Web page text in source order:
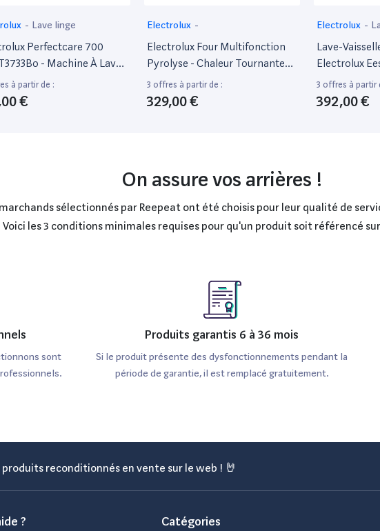
- Lave linge
Perfectcare 700
- Machine À Laver
: 39.7 Cm - Profondeur
- Hauteur : 89 Cm -
Par Le Dessus - 42
à partir de :
€
Electrolux -
Electrolux Four Multifonction
Pyrolyse - Chaleur Tournante
Pulsée - Eof6P46Z - Noir - Porte
Froide - L67 X L63,5 X H65,4Cm
3 offres à partir de :
329,00 €
Electrolux -
Lave-
Electrolux
Couverts
3 offres à partir
392,00 €
On assure vos arrières !
sélectionnés par Reepeat ont été choisis pour leur qualité de
Voici les 3 conditions minimales requises pour qu'un produit soit référencé
sont
Produits garantis 6 à 36 mois
Si le produit présente des dysfonctionnements pendant la
période de garantie, il est remplacé gratuitement.
reconditionnés en vente sur le web ! 🤘
? Catégories